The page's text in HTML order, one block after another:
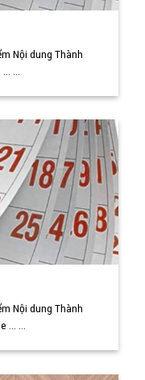
Nội dung Thành
...
Nội dung Thành
...